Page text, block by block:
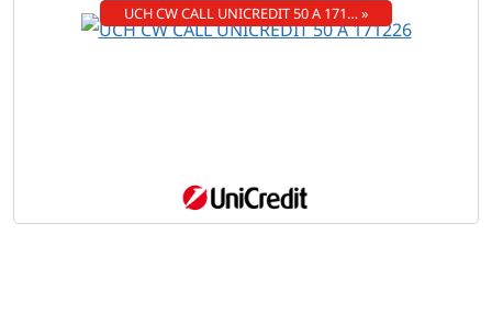
UCH CW CALL UNICREDIT 50 A 171… »